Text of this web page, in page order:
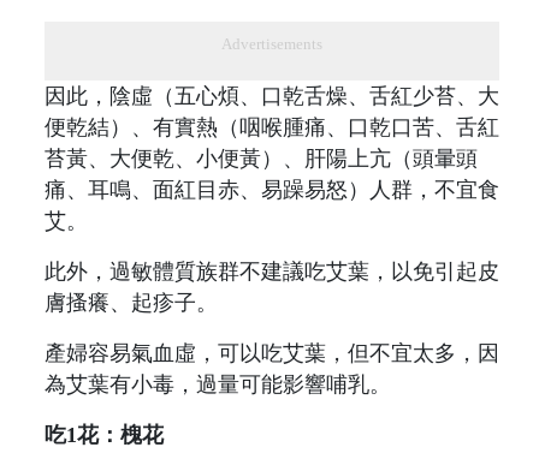
Advertisements
因此，陰虛（五心煩、口乾舌燥、舌紅少苔、大
便乾結）、有實熱（咽喉腫痛、口乾口苦、舌紅
苔黃、大便乾、小便黃）、肝陽上亢（頭暈頭
痛、耳鳴、面紅目赤、易躁易怒）人群，不宜食
艾。
此外，過敏體質族群不建議吃艾葉，以免引起皮
膚搔癢、起疹子。
產婦容易氣血虛，可以吃艾葉，但不宜太多，因
為艾葉有小毒，過量可能影響哺乳。
吃1花：槐花